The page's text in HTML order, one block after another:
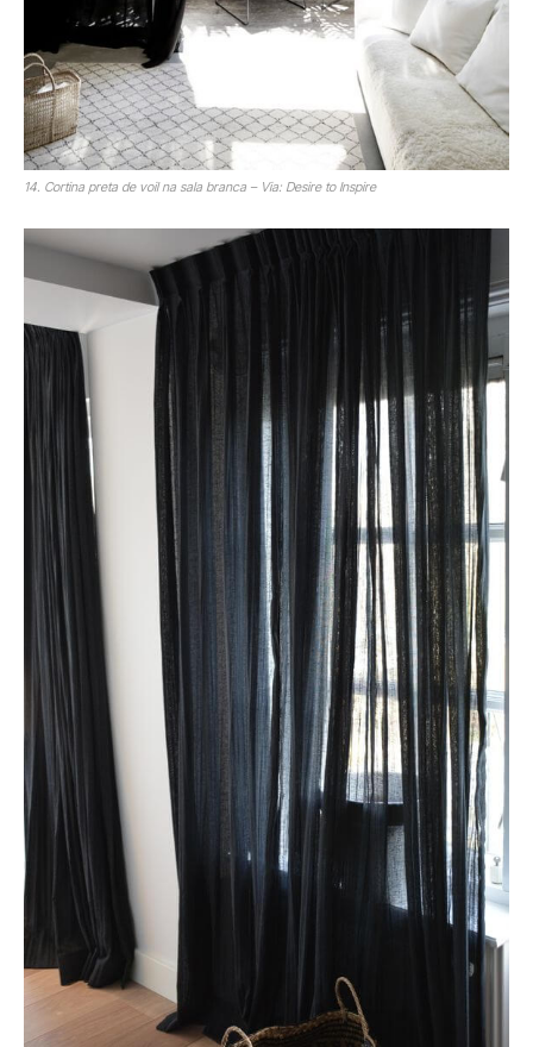
14. Cortina preta de voil na sala branca – Via: Desire to Inspire